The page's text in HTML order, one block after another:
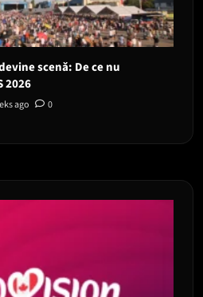
scenă: De ce nu
2026
ago 0